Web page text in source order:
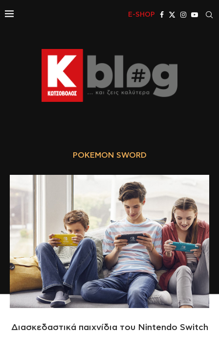
E-SHOP
POKEMON SWORD
Διασκεδαστικά παιχνίδια του Nintendo Switch